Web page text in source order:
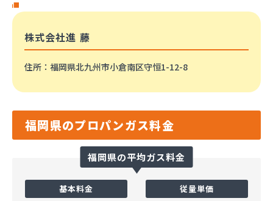
株式会社進 藤
住所 ：福岡県北九州市小倉南区守恒1-12-8
福岡県のプロパンガス料金
福岡県の平均ガス料金
基本料金 従量単価